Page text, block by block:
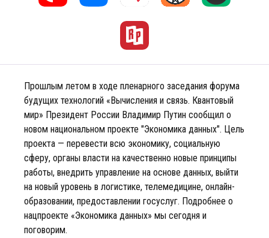
Прошлым летом в ходе пленарного заседания форума
будущих технологий «Вычисления и связь. Квантовый
мир» Президент России Владимир Путин сообщил о
новом национальном проекте "Экономика данных". Цель
проекта — перевести всю экономику, социальную
сферу, органы власти на качественно новые принципы
работы, внедрить управление на основе данных, выйти
на новый уровень в логистике, телемедицине, онлайн-
образовании, предоставлении госуслуг. Подробнее о
нацпроекте «Экономика данных» мы сегодня и
поговорим.